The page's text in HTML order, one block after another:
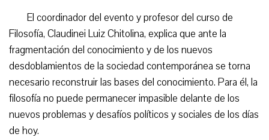
El coordinador del evento y profesor del curso de
Filosofía, Claudinei Luiz Chitolina, explica que ante la
fragmentación del conocimiento y de los nuevos
desdoblamientos de la sociedad contemporánea se torna
necesario reconstruir las bases del conocimiento. Para él, la
filosofía no puede permanecer impasible delante de los
nuevos problemas y desafíos políticos y sociales de los días
de hoy.